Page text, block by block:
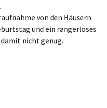
von den Häusern
und ein rangerloses
nicht genug.